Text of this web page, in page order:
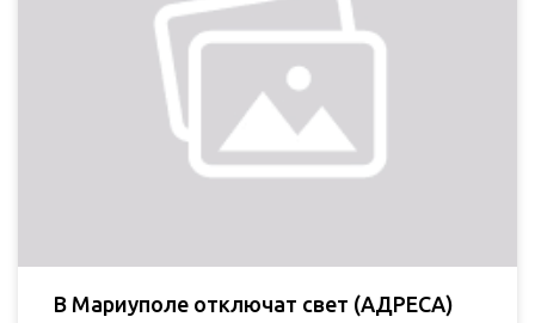
В Мариуполе отключат свет (АДРЕСА)